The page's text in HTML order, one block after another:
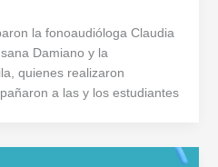
la fonoaudióloga Claudia
Damiano y la
quienes realizaron
a las y los estudiantes